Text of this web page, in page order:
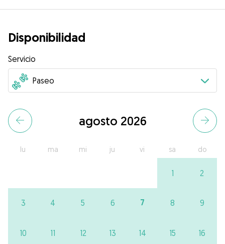
Disponibilidad
Servicio
agosto 2026
lu ma mi ju vi sa do
1 2
3 4 5 6 7 8 9
10 11 12 13 14 15 16